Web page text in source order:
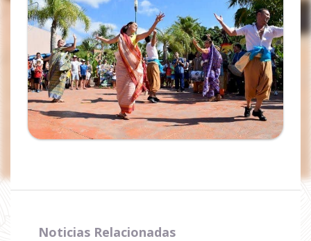
Noticias Relacionadas